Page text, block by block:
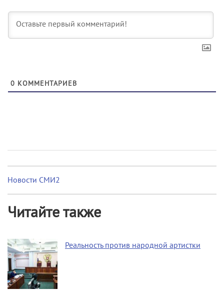
0 КОММЕНТАРИЕВ
Новости СМИ2
Читайте также
Реальность против народной артистки